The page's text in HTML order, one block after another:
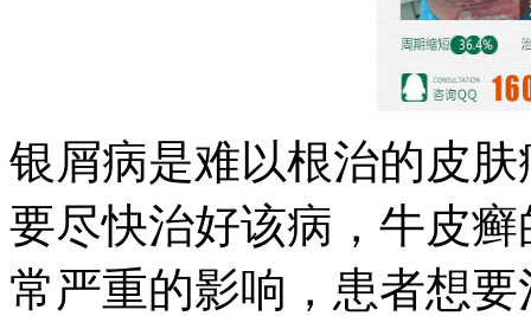
银屑病是难以根治的皮
要尽快治好该病，牛皮
常严重的影响，患者想